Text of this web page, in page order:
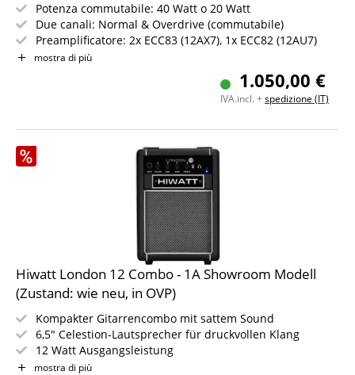
Potenza commutabile: 40 Watt o 20 Watt
Due canali: Normal & Overdrive (commutabile)
Preamplificatore: 2x ECC83 (12AX7), 1x ECC82 (12AU7)
Finale: 4x EL84
Riverbero a molla, FX Loop, Line-Out e ingresso AUX
mostra di più
1.050,00 €
IVA.incl. +spedizione (IT)
Hiwatt London 12 Combo - 1A Showroom Modell
(Zustand: wie neu, in OVP)
Kompakter Gitarrencombo mit sattem Sound
6,5" Celestion-Lautsprecher für druckvollen Klang
12 Watt Ausgangsleistung
Aux In und Bluetooth
mostra di più